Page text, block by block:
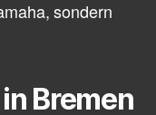
sondern
Bremen